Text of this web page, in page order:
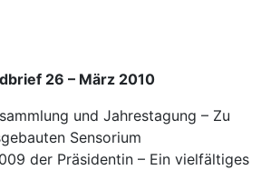
26 – März 2010
und Jahrestagung – Zu
Sensorium
der Präsidentin – Ein vielfältiges